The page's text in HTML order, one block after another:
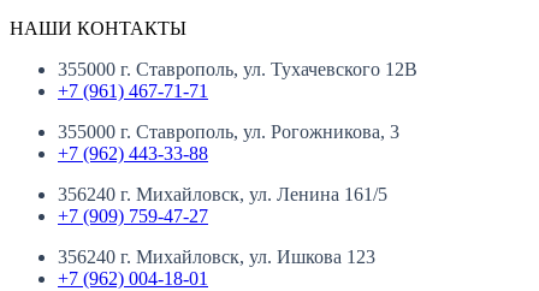
НАШИ КОНТАКТЫ
355000 г. Ставрополь, ул. Тухачевского 12В
+7 (961) 467-71-71
355000 г. Ставрополь, ул. Рогожникова, 3
+7 (962) 443-33-88
356240 г. Михайловск, ул. Ленина 161/5
+7 (909) 759-47-27
356240 г. Михайловск, ул. Ишкова 123
+7 (962) 004-18-01